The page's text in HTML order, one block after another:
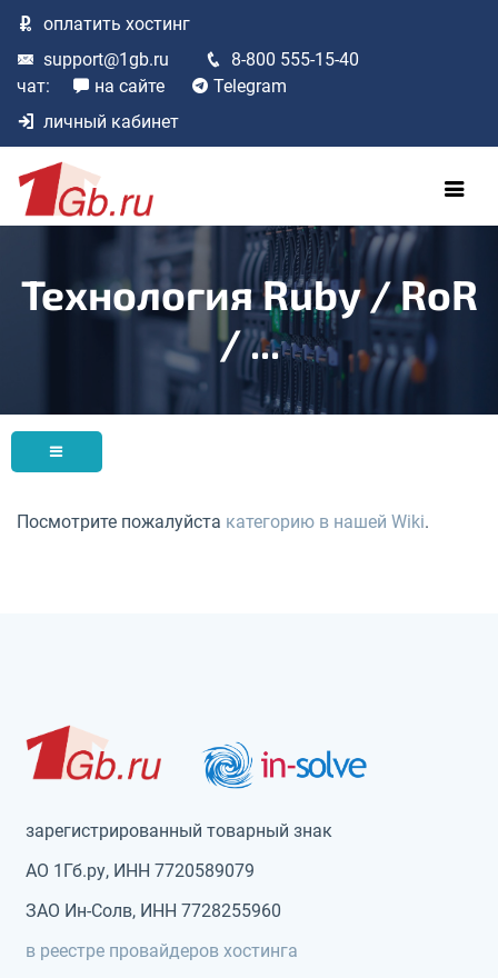
оплатить хостинг
support@1gb.ru
8-800 555-15-40
чат:
на сайте
Telegram
личный кабинет
Технология Ruby / RoR
/ ...
Посмотрите пожалуйста категорию в нашей Wiki.
зарегистрированный товарный знак
АО 1Гб.ру, ИНН 7720589079
ЗАО Ин-Солв, ИНН 7728255960
в реестре провайдеров хостинга